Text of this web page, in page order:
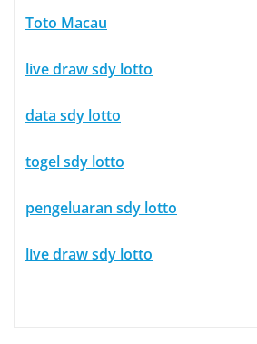
Toto Macau
live draw sdy lotto
data sdy lotto
togel sdy lotto
pengeluaran sdy lotto
live draw sdy lotto